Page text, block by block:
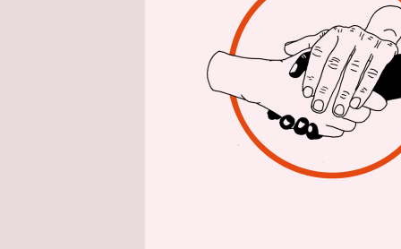
solchen,
widmen.
Deswegen
unter